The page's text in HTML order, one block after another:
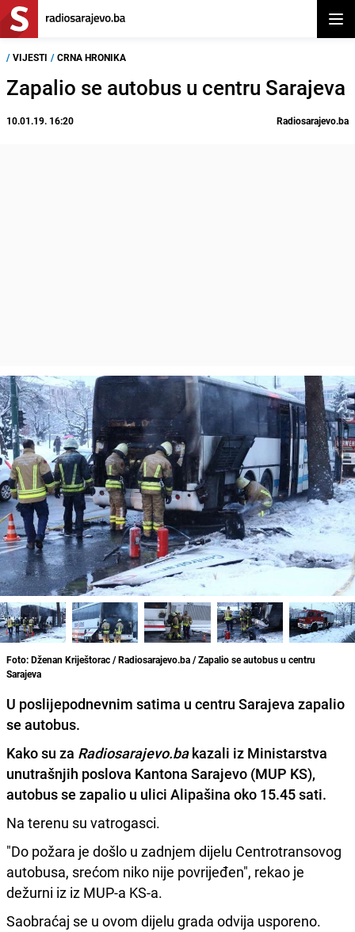
/ VIJESTI / CRNA HRONIKA
Zapalio se autobus u centru Sarajeva
10.01.19. 16:20 Radiosarajevo.ba
Foto: Dženan Kriještorac / Radiosarajevo.ba / Zapalio se autobus u centru
Sarajeva
U poslijepodnevnim satima u centru Sarajeva zapalio
se autobus.
Kako su za Radiosarajevo.ba kazali iz Ministarstva
unutrašnjih poslova Kantona Sarajevo (MUP KS),
autobus se zapalio u ulici Alipašina oko 15.45 sati.
Na terenu su vatrogasci.
"Do požara je došlo u zadnjem dijelu Centrotransovog
autobusa, srećom niko nije povrijeđen", rekao je
dežurni iz iz MUP-a KS-a.
Saobraćaj se u ovom dijelu grada odvija usporeno.